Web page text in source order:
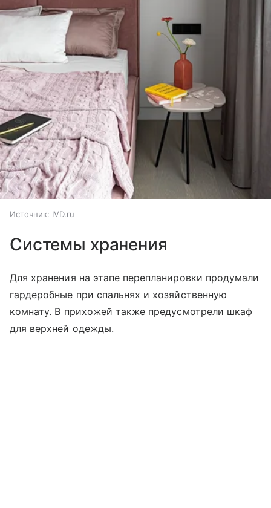
Источник: IVD.ru
Системы хранения
Для хранения на этапе перепланировки продумали
гардеробные при спальнях и хозяйственную
комнату. В прихожей также предусмотрели шкаф
для верхней одежды.